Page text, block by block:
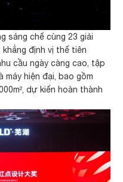
sáng chế cùng 23 giải
định vị thế tiên
cầu ngày càng cao, tập
máy hiện đại, bao gồm
dự kiến hoàn thành